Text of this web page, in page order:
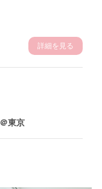
詳細を見る
東京